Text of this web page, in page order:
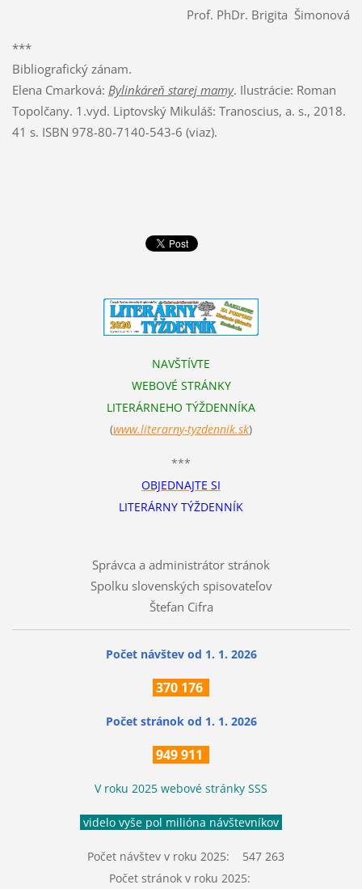
Prof. PhDr. Brigita Šimonová
***
Bibliografický zánam.
Elena Cmarková: Bylinkáreň starej mamy. Ilustrácie: Roman
Topolčany. 1.vyd. Liptovský Mikuláš: Tranoscius, a. s., 2018.
41 s. ISBN 978-80-7140-543-6 (viaz).
NAVŠTÍVTE
WEBOVÉ STRÁNKY
LITERÁRNEHO TÝŽDENNÍKA
(www.literarny-tyzdennik.sk)
***
OBJEDNAJTE SI
LITERÁRNY TÝŽDENNÍK
Správca a administrátor stránok
Spolku slovenských spisovateľov
Štefan Cifra
Počet návštev od 1. 1. 2026
370 176
Počet stránok od 1. 1. 2026
949 911
V roku 2025 webové stránky SSS
videlo vyše pol milióna návštevníkov
Počet návštev v roku 2025: 547 263
Počet stránok v roku 2025: